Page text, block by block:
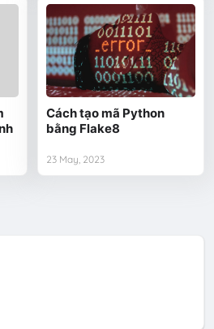
Cách tạo mã Python
bằng Flake8
23 May, 2023